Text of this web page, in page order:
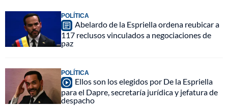
POLÍTICA
Abelardo de la Espriella ordena reubicar a
117 reclusos vinculados a negociaciones de
paz
POLÍTICA
Ellos son los elegidos por De la Espriella
para el Dapre, secretaría jurídica y jefatura de
despacho